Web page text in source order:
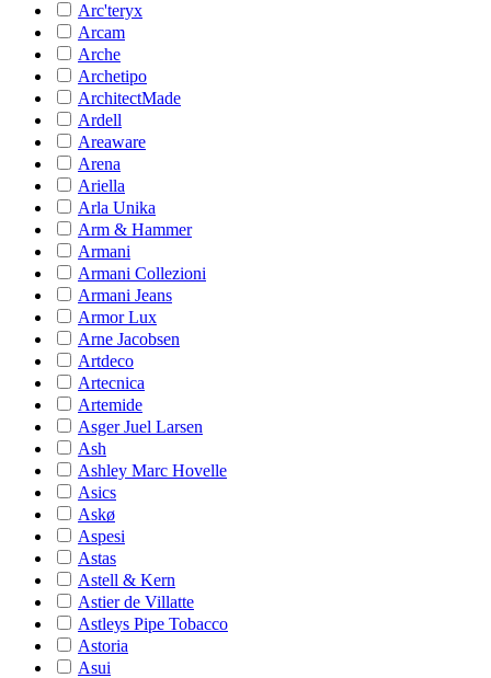
Arc'teryx
Arcam
Arche
Archetipo
ArchitectMade
Ardell
Areaware
Arena
Ariella
Arla Unika
Arm & Hammer
Armani
Armani Collezioni
Armani Jeans
Armor Lux
Arne Jacobsen
Artdeco
Artecnica
Artemide
Asger Juel Larsen
Ash
Ashley Marc Hovelle
Asics
Askø
Aspesi
Astas
Astell & Kern
Astier de Villatte
Astleys Pipe Tobacco
Astoria
Asui